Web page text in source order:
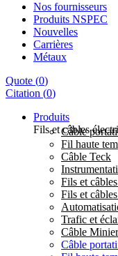
Nos fournisseurs
Produits NSPEC
Nouvelles
Carrières
Métaux
Quote (0)
Citation (0)
Produits
Fils et câbles
Câble
Fil haute
Câble Teck
Fils et
Fils et
Trafic et
Câble Minier
Câble